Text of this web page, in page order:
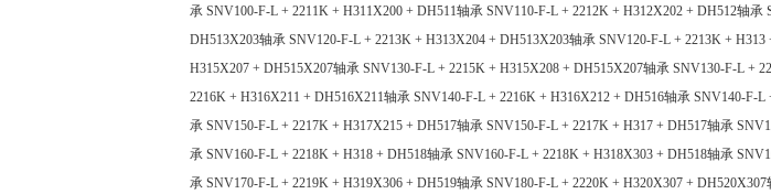
承 SNV100-F-L + 2211K + H311X200 + DH511轴承 SNV110-F-L + 2212K + H312X202 + DH512轴承
DH513X203轴承 SNV120-F-L + 2213K + H313X204 + DH513X203轴承 SNV120-F-L + 2213K + H313
H315X207 + DH515X207轴承 SNV130-F-L + 2215K + H315X208 + DH515X207轴承 SNV130-F-L +
2216K + H316X211 + DH516X211轴承 SNV140-F-L + 2216K + H316X212 + DH516轴承 SNV140-F-L
承 SNV150-F-L + 2217K + H317X215 + DH517轴承 SNV150-F-L + 2217K + H317 + DH517轴承
承 SNV160-F-L + 2218K + H318 + DH518轴承 SNV160-F-L + 2218K + H318X303 + DH518轴承
承 SNV170-F-L + 2219K + H319X306 + DH519轴承 SNV180-F-L + 2220K + H320X307 + DH520X307